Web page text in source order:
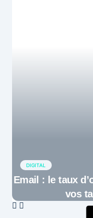
DIGITAL
Email : le taux
vos